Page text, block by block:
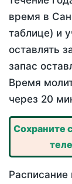
время в
таблице) и
оставлять
запас
Время
через 20
Сохраните
Расписание